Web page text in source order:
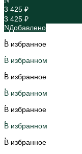
3 425 ₽
3 425 ₽
Добавлено
В избранное
В избранном
В избранное
В избранном
В избранное
В избранном
В избранное